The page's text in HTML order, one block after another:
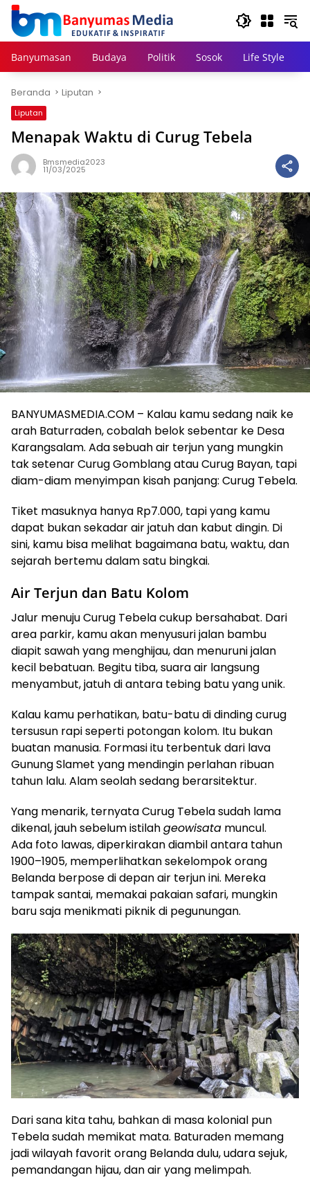
Langsung
konten
Banyumasan Budaya Politik Sosok Life Style
Beranda Liputan
Liputan
Menapak Waktu di Curug Tebela
Bmsmedia2023
11/03/2025
BANYUMASMEDIA.COM – Kalau kamu sedang naik ke
arah Baturraden, cobalah belok sebentar ke Desa
Karangsalam. Ada sebuah air terjun yang mungkin
tak setenar Curug Gomblang atau Curug Bayan, tapi
diam-diam menyimpan kisah panjang: Curug Tebela.
Tiket masuknya hanya Rp7.000, tapi yang kamu
dapat bukan sekadar air jatuh dan kabut dingin. Di
sini, kamu bisa melihat bagaimana batu, waktu, dan
sejarah bertemu dalam satu bingkai.
Air Terjun dan Batu Kolom
Jalur menuju Curug Tebela cukup bersahabat. Dari
area parkir, kamu akan menyusuri jalan bambu
diapit sawah yang menghijau, dan menuruni jalan
kecil bebatuan. Begitu tiba, suara air langsung
menyambut, jatuh di antara tebing batu yang unik.
Kalau kamu perhatikan, batu-batu di dinding curug
tersusun rapi seperti potongan kolom. Itu bukan
buatan manusia. Formasi itu terbentuk dari lava
Gunung Slamet yang mendingin perlahan ribuan
tahun lalu. Alam seolah sedang berarsitektur.
Yang menarik, ternyata Curug Tebela sudah lama
dikenal, jauh sebelum istilahgeowisata muncul.
Ada foto lawas, diperkirakan diambil antara tahun
1900–1905, memperlihatkan sekelompok orang
Belanda berpose di depan air terjun ini. Mereka
tampak santai, memakai pakaian safari, mungkin
baru saja menikmati piknik di pegunungan.
Dari sana kita tahu, bahkan di masa kolonial pun
Tebela sudah memikat mata. Baturaden memang
jadi wilayah favorit orang Belanda dulu, udara sejuk,
pemandangan hijau, dan air yang melimpah.